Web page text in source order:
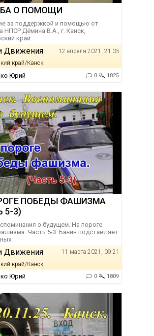
О ПОМОЩИ
за поддержкой и помощью от
НПСР Дёмина В.А., г. Канск,
край.
Движения
12 апреля 2021, 21:35
край/Канск
Юрий 0 1825
ПОБЕДЫ ФАШИЗМА
5-3)
о будущем. На пороге
Часть 5-3. Банин подставляет
Движения
11 марта 2021, 09:21
край/Канск
Юрий 0 1809